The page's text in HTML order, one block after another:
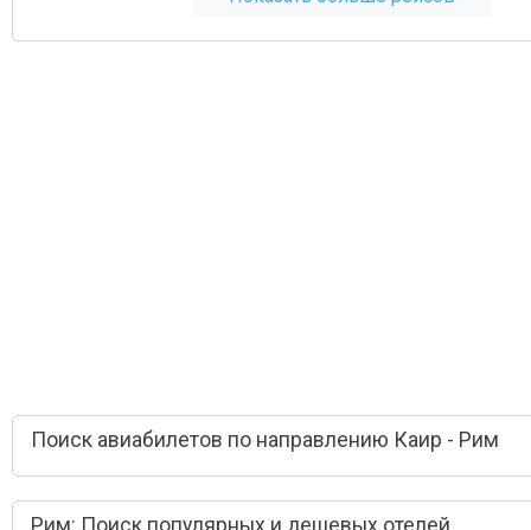
Поиск авиабилетов по направлению Каир - Рим
Рим: Поиск популярных и дешевых отелей